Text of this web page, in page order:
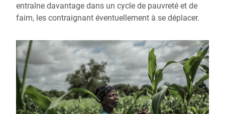
entraîne davantage dans un cycle de pauvreté et de
faim, les contraignant éventuellement à se déplacer.